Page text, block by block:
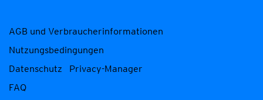
AGB und Verbraucherinformationen
Nutzungsbedingungen
Datenschutz
Privacy-Manager
FAQ